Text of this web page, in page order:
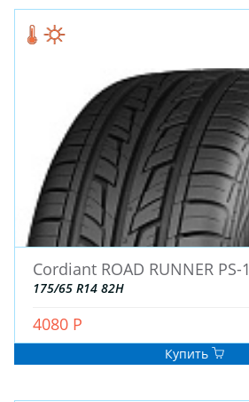
Cordiant ROAD RUNNER PS-1
175/65 R14 82H
4080 Р
Купить